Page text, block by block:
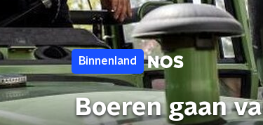
Binnenland
Boeren gaan